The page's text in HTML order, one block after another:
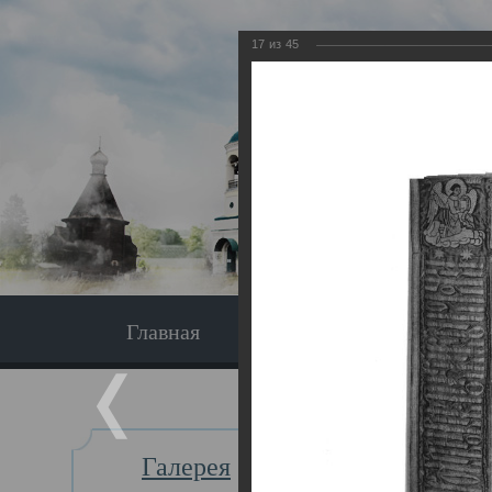
Главная
Галерея
Главная
17 из 45